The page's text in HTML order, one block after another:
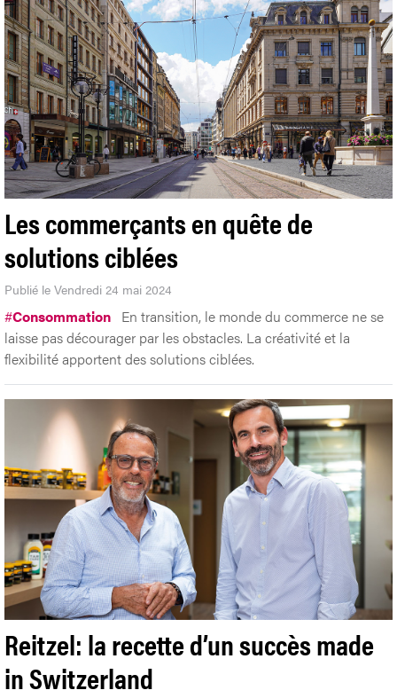
Les commerçants en quête de
solutions ciblées
Publié le Vendredi 24 mai 2024
#Consommation En transition, le monde du commerce ne se
laisse pas décourager par les obstacles. La créativité et la
flexibilité apportent des solutions ciblées.
Reitzel: la recette d’un succès made
in Switzerland